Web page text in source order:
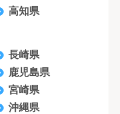
高知県
長崎県
鹿児島県
宮崎県
沖縄県